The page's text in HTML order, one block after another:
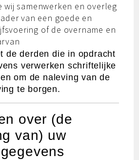
wij samenwerken en overleg
van een goede en
of de overname en
de derden die in opdracht
verwerken schriftelijke
om de naleving van de
te borgen.
over (de
van) uw